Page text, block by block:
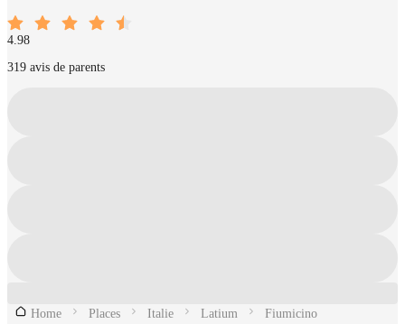
4.98
319 avis de parents
Home Places Italie Latium Fiumicino